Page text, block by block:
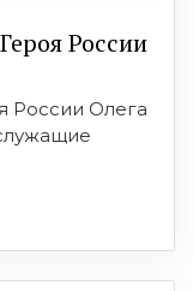
России
России Олега